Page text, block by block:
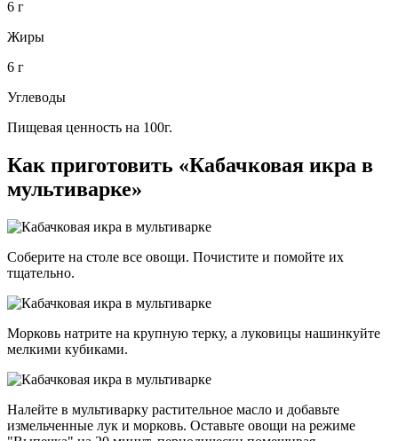
6 г
Жиры
6 г
Углеводы
Пищевая ценность на 100г.
Как приготовить «Кабачковая икра в
мультиварке»
Соберите на столе все овощи. Почистите и помойте их
тщательно.
Морковь натрите на крупную терку, а луковицы нашинкуйте
мелкими кубиками.
Налейте в мультиварку растительное масло и добавьте
измельченные лук и морковь. Оставьте овощи на режиме